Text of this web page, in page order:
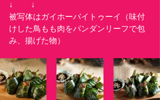
↓         ↓
被写体はガイホーバイトゥーイ（味付
けした鳥もも肉をパンダンリーフで包
み、揚げた物）